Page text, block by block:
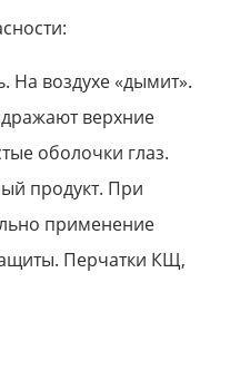
На воздухе «дымит».
верхние
оболочки глаз.
продукт. При
применение
Перчатки КЩ,